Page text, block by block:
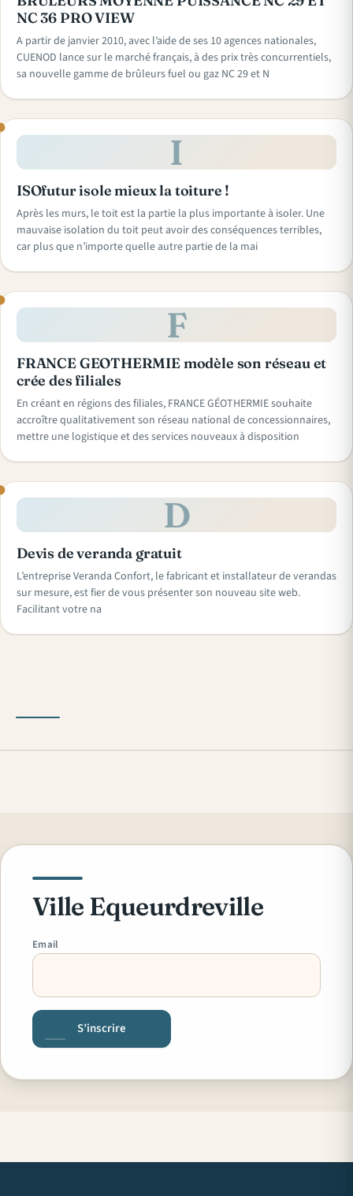
NC 36 PRO VIEW
A partir de janvier 2010, avec l’aide de ses 10 agences nationales,
CUENOD lance sur le marché français, à des prix très concurrentiels,
sa nouvelle gamme de brûleurs fuel ou gaz NC 29 et N
I
ISOfutur isole mieux la toiture !
Après les murs, le toit est la partie la plus importante à isoler. Une
mauvaise isolation du toit peut avoir des conséquences terribles,
car plus que n’importe quelle autre partie de la mai
F
FRANCE GEOTHERMIE modèle son réseau et
crée des filiales
En créant en régions des filiales, FRANCE GÉOTHERMIE souhaite
accroître qualitativement son réseau national de concessionnaires,
mettre une logistique et des services nouveaux à disposition
D
Devis de veranda gratuit
L’entreprise Veranda Confort, le fabricant et installateur de verandas
sur mesure, est fier de vous présenter son nouveau site web.
Facilitant votre na
Ville Equeurdreville
Email
S’inscrire